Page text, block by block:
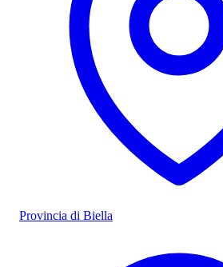
Provincia di Biella